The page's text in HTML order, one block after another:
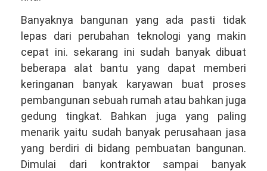
Banyaknya bangunan yang ada pasti tidak
lepas dari perubahan teknologi yang makin
cepat ini. sekarang ini sudah banyak dibuat
beberapa alat bantu yang dapat memberi
keringanan banyak karyawan buat proses
pembangunan sebuah rumah atau bahkan juga
gedung tingkat. Bahkan juga yang paling
menarik yaitu sudah banyak perusahaan jasa
yang berdiri di bidang pembuatan bangunan.
Dimulai dari kontraktor sampai banyak